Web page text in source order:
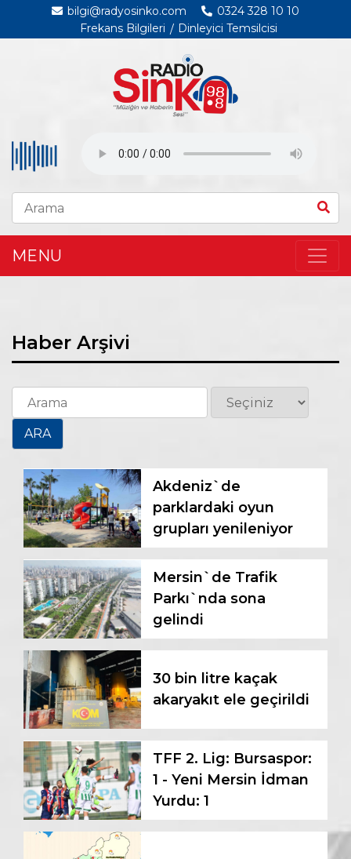
bilgi@radyosinko.com
0324 328 10 10
Frekans Bilgileri
Dinleyici Temsilcisi
MENU
Haber Arşivi
Akdeniz`de
parklardaki oyun
grupları yenileniyor
Mersin`de Trafik
Parkı`nda sona
gelindi
30 bin litre kaçak
akaryakıt ele geçirildi
TFF 2. Lig: Bursaspor:
1 - Yeni Mersin İdman
Yurdu: 1